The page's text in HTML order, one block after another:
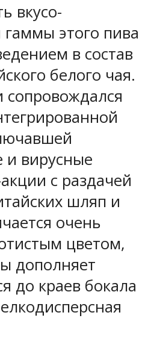
вкусо-
этого пива
в состав
белого чая.
сопровождался
и вирусные
с раздачей
шляп и
очень
цветом,
дополняет
до краев бокала